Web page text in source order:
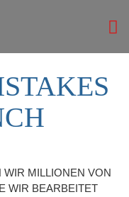
MILLIONEN VON
WIR BEARBEITET